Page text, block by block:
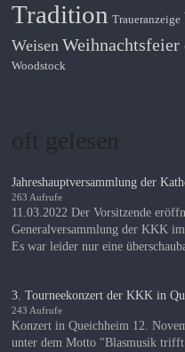
Tradition Traueranzeige
Weisen
Woodstock
oft gelesen
Jahreshauptversammlung der
263 Aufrufe
11.03.2022 Der Vorsitzende
Generalversammlung der KKK
Es war leider nur eine
3. Tourneekonzert der KKK in
243 Aufrufe
Konzert in Queichheim 12.
unter dem Motto "Blasmusik